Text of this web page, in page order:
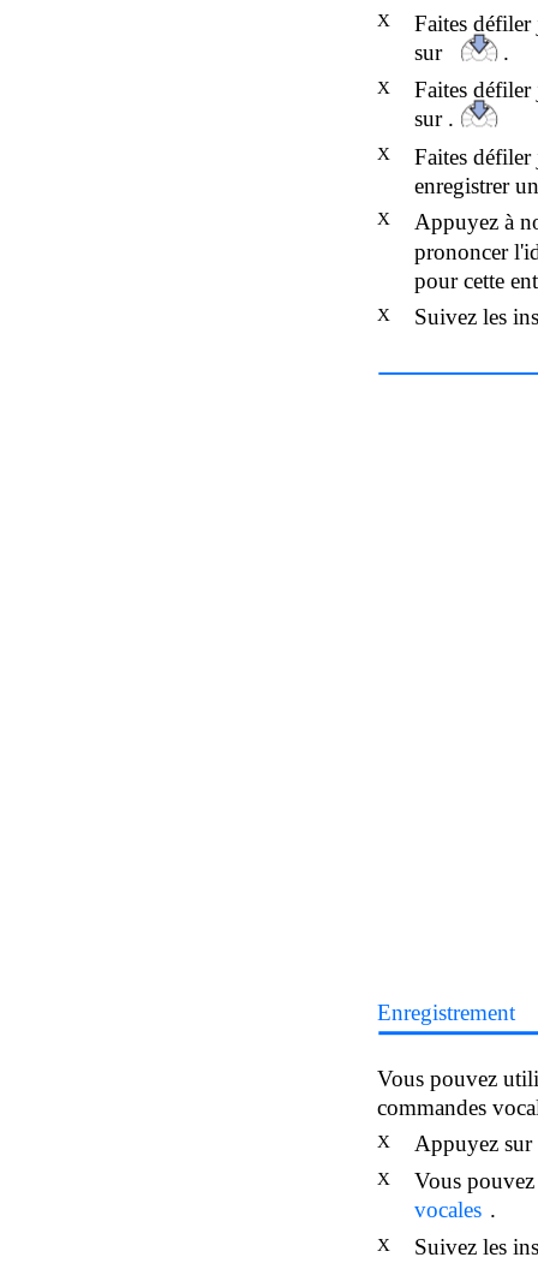
X
Faites défiler
sur
.
X
Faites défiler
sur .
X
Faites
enregistrer
X
Appuyez à
prononcer
pour cette
X Suivez les
Enregistrement
Vous pouvez
commandes
X Appuyez sur
X
Vous
vocales .
X Suivez les